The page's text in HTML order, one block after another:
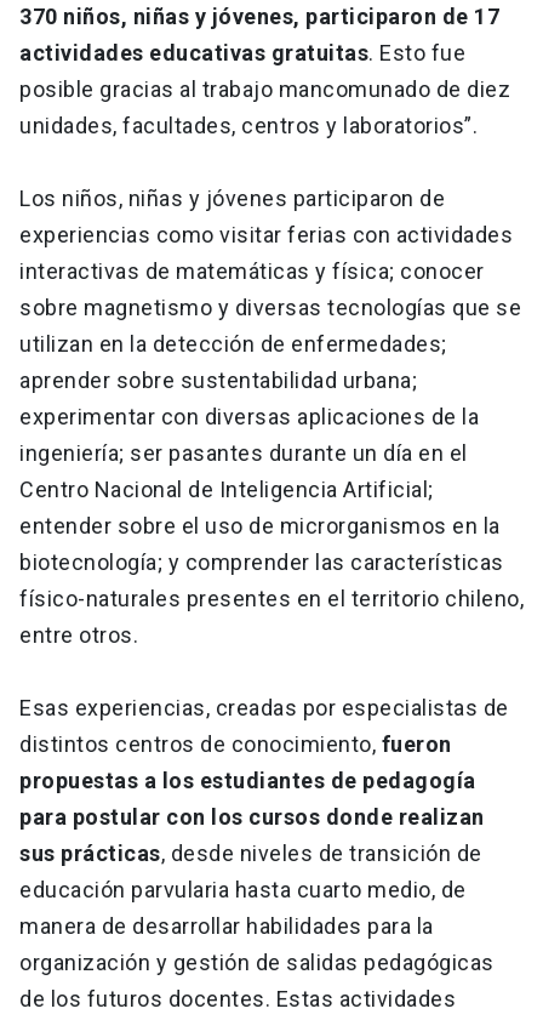
370 niños, niñas y jóvenes, participaron de 17
actividades educativas gratuitas. Esto fue
posible gracias al trabajo mancomunado de diez
unidades, facultades, centros y laboratorios”.
Los niños, niñas y jóvenes participaron de
experiencias como visitar ferias con actividades
interactivas de matemáticas y física; conocer
sobre magnetismo y diversas tecnologías que se
utilizan en la detección de enfermedades;
aprender sobre sustentabilidad urbana;
experimentar con diversas aplicaciones de la
ingeniería; ser pasantes durante un día en el
Centro Nacional de Inteligencia Artificial;
entender sobre el uso de microrganismos en la
biotecnología; y comprender las características
físico-naturales presentes en el territorio chileno,
entre otros.
Esas experiencias, creadas por especialistas de
distintos centros de conocimiento, fueron
propuestas a los estudiantes de pedagogía
para postular con los cursos donde realizan
sus prácticas, desde niveles de transición de
educación parvularia hasta cuarto medio, de
manera de desarrollar habilidades para la
organización y gestión de salidas pedagógicas
de los futuros docentes. Estas actividades